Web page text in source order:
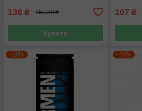
136 ₴ 151,20 ₴
Купити
107 ₴
–10% –10%